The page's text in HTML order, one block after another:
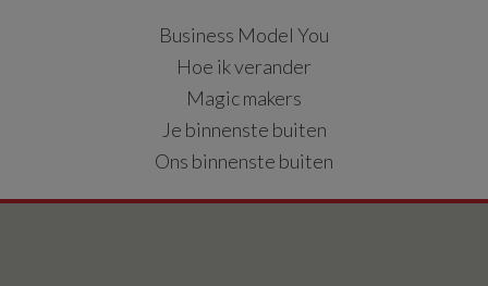
Business Model You
Hoe ik verander
Magic makers
Je binnenste buiten
Ons binnenste buiten